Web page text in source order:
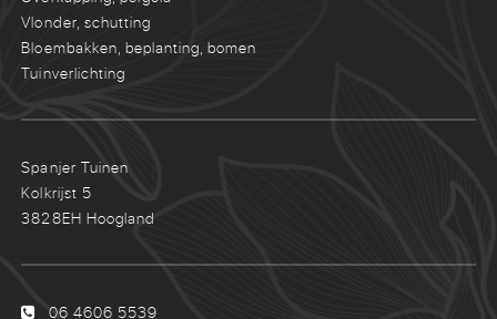
Vlonder, schutting
Bloembakken, beplanting, bomen
Tuinverlichting
Spanjer Tuinen
Kolkrijst 5
3828EH Hoogland
06 4606 5539